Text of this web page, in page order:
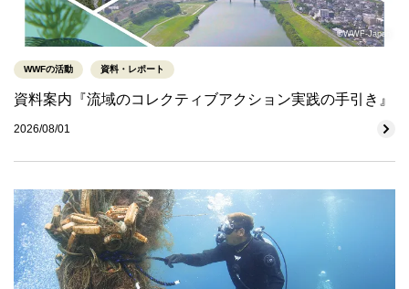
©WWF-Japan
WWFの活動 資料・レポート
資料案内『流域のコレクティブアクション実践の手引き』
2026/08/01